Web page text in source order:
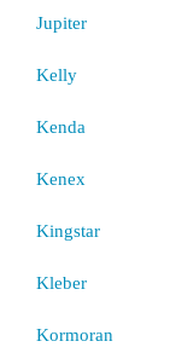
Jupiter
Kelly
Kenda
Kenex
Kingstar
Kleber
Kormoran